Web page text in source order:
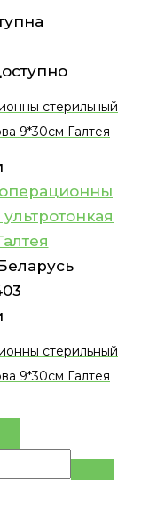
стерильный
9*30см Галтея
стерильный
9*30см Галтея